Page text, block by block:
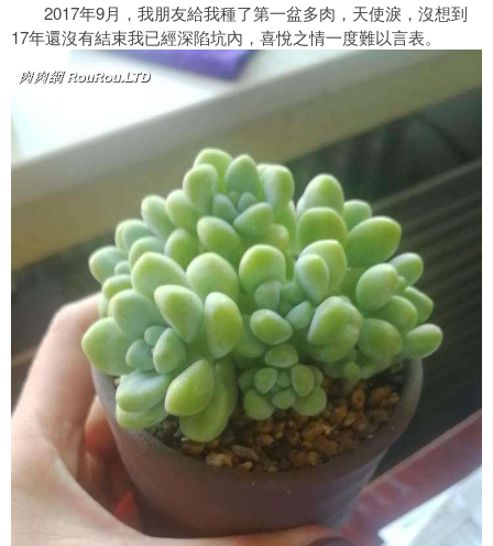
2017年9月，我朋友給我種了第一盆多肉，天使淚，沒想到
17年還沒有結束我已經深陷坑內，喜悅之情一度難以言表。